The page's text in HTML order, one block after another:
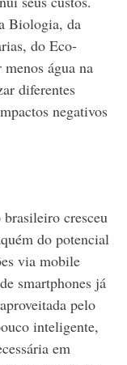
Biologia, da
do Eco-
água na
diferentes
negativos
cresceu
do potencial
via mobile
smartphones já
pelo
inteligente,
em